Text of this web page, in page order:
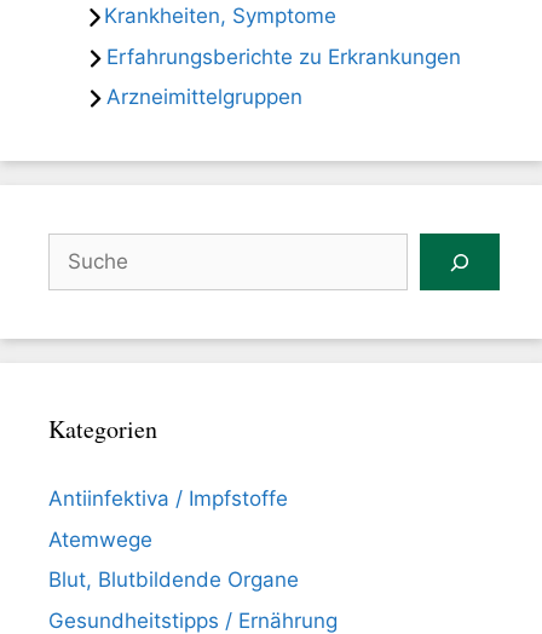
Krankheiten, Symptome
Erfahrungsberichte zu Erkrankungen
Arzneimittelgruppen
Suchen
Kategorien
Antiinfektiva / Impfstoffe
Atemwege
Blut, Blutbildende Organe
Gesundheitstipps / Ernährung